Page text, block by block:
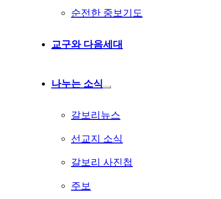
순전한 중보기도
교구와 다음세대
나누는 소식
갈보리뉴스
선교지 소식
갈보리 사진첩
주보